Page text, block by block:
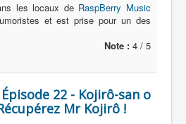
les locaux de RaspBerry Music
et est prise pour un des
Note : 4 / 5
22 - Kojirô-san o
Mr Kojirô !